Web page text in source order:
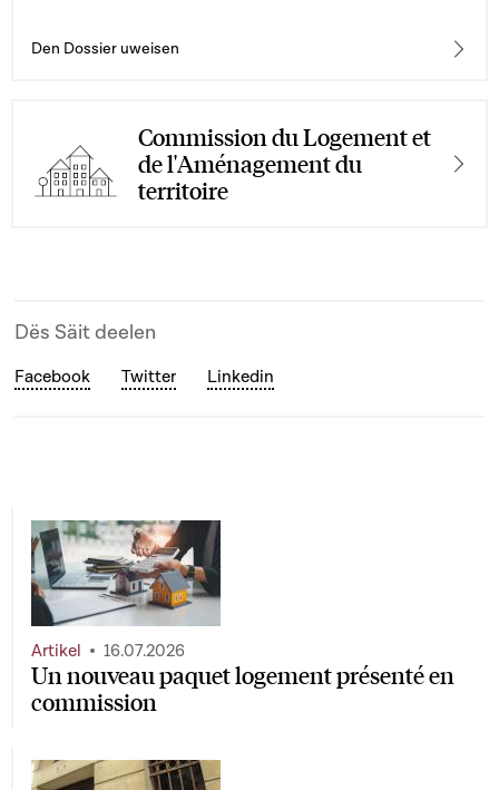
Den Dossier uweisen
Commission du Logement et
de l'Aménagement du
territoire
Dës Säit deelen
Facebook Twitter Linkedin
Un nouveau paquet logement présenté en
commission
Artikel 16.07.2026